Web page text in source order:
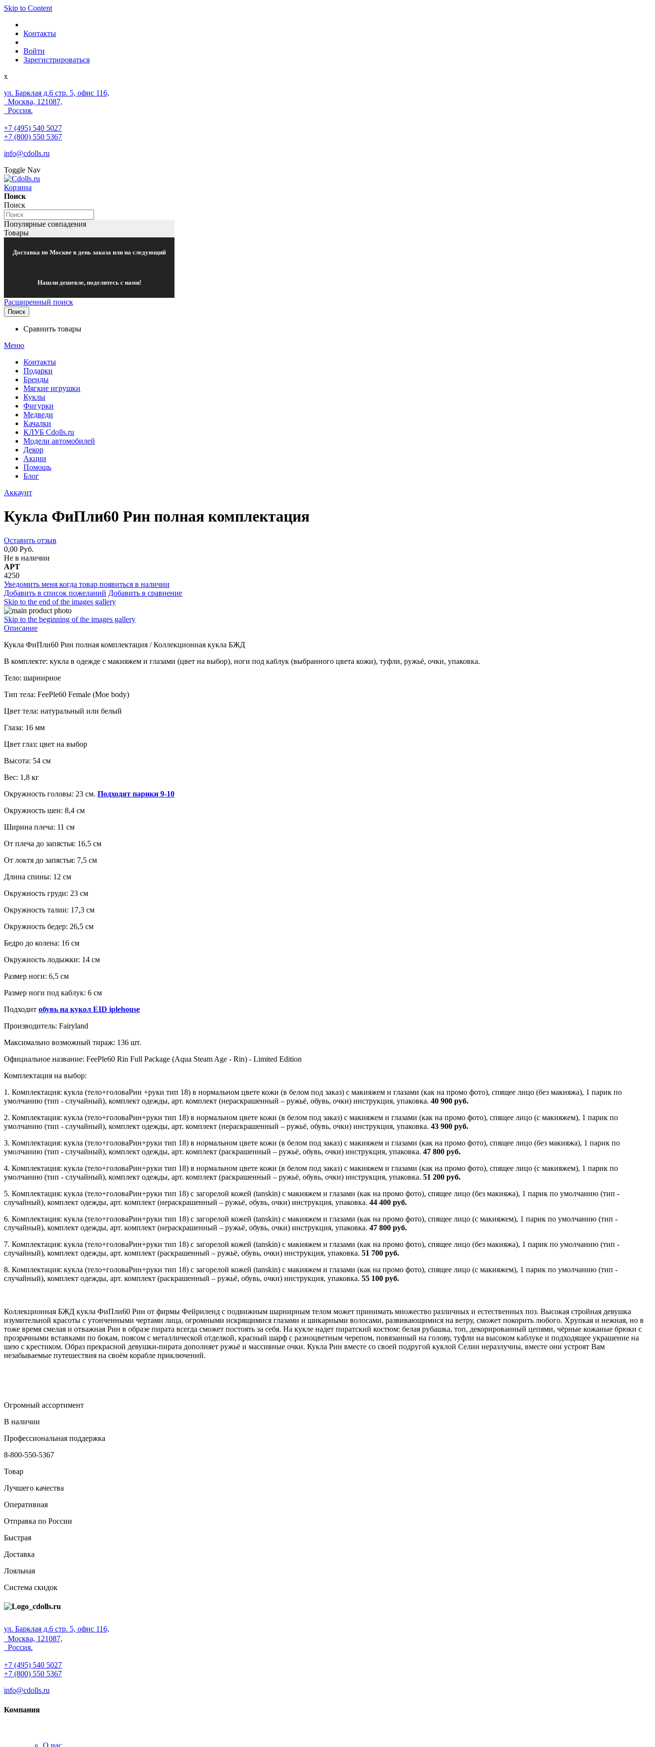
Skip to Content
Контакты
Войти
Зарегистрироваться
x
ул. Барклая д.6 стр. 5, офис 116,
Москва, 121087,
Россия.
+7 (495) 540 5027
+7 (800) 550 5367
info@cdolls.ru
Toggle Nav
Корзина
Поиск
Поиск
Популярные совпадения
Товары
Доставка по Москве в день заказа или на следующий
Нашли дешевле, поделитесь с нами!
Расширенный поиск
Поиск
Сравнить товары
Меню
Контакты
Подарки
Бренды
Мягкие игрушки
Куклы
Фигурки
Медведи
Качалки
КЛУБ Cdolls.ru
Модели автомобилей
Декор
Акции
Помощь
Блог
Аккаунт
Кукла ФиПли60 Рин полная комплектация
Оставить отзыв
0,00 Руб.
Не в наличии
АРТ
4250
Уведомить меня когда товар появиться в наличии
Добавить в список пожеланий Добавить в сравнение
Skip to the end of the images gallery
Skip to the beginning of the images gallery
Описание
Кукла ФиПли60 Рин полная комплектация / Коллекционная кукла БЖД
В комплекте: кукла в одежде с макияжем и глазами (цвет на выбор), ноги под каблук (выбранного цвета кожи), туфли, ружьё, очки, упаковка.
Тело: шарнирное
Тип тела: FeePle60 Female (Moe body)
Цвет тела: натуральный или белый
Глаза: 16 мм
Цвет глаз: цвет на выбор
Высота: 54 см
Вес: 1,8 кг
Окружность головы: 23 см. Подходят парики 9-10
Окружность шеи: 8,4 см
Ширина плеча: 11 см
От плеча до запястья: 16,5 см
От локтя до запястья: 7,5 см
Длина спины: 12 см
Окружность груди: 23 см
Окружность талии: 17,3 см
Окружность бедер: 26,5 см
Бедро до колена: 16 см
Окружность лодыжки: 14 см
Размер ноги: 6,5 см
Размер ноги под каблук: 6 см
Подходит обувь на кукол EID iplehouse
Производитель: Fairyland
Официальное название: FeePle60 Rin Full Package (Aqua Steam Age - Rin) - Limited Edition
Комплектация на выбор:
1. Комплектация: кукла (тело+головаРин +руки тип 18) в нормальном цвете кожи (в белом под заказ) с макияжем и глазами (как на промо фото), спящее лицо (без макияжа), 1 парик по
умолчанию (тип - случайный), комплект одежды, арт. комплект (нераскрашенный – ружьё, обувь, очки) инструкция, упаковка. 40 900 руб.
2. Комплектация: кукла (тело+головаРин+руки тип 18) в нормальном цвете кожи (в белом под заказ) с макияжем и глазами (как на промо фото), спящее лицо (c макияжем), 1 парик по
умолчанию (тип - случайный), комплект одежды, арт. комплект (нераскрашенный – ружьё, обувь, очки) инструкция, упаковка. 43 900 руб.
3. Комплектация: кукла (тело+головаРин+руки тип 18) в нормальном цвете кожи (в белом под заказ) с макияжем и глазами (как на промо фото), спящее лицо (без макияжа), 1 парик по
умолчанию (тип - случайный), комплект одежды, арт. комплект (раскрашенный – ружьё, обувь, очки) инструкция, упаковка. 47 800 руб.
4. Комплектация: кукла (тело+головаРин+руки тип 18) в нормальном цвете кожи (в белом под заказ) с макияжем и глазами (как на промо фото), спящее лицо (c макияжем), 1 парик по
умолчанию (тип - случайный), комплект одежды, арт. комплект (раскрашенный – ружьё, обувь, очки) инструкция, упаковка. 51 200 руб.
5. Комплектация: кукла (тело+головаРин+руки тип 18) с загорелой кожей (tanskin) с макияжем и глазами (как на промо фото), спящее лицо (без макияжа), 1 парик по умолчанию (тип -
случайный), комплект одежды, арт. комплект (нераскрашенный – ружьё, обувь, очки) инструкция, упаковка. 44 400 руб.
6. Комплектация: кукла (тело+головаРин+руки тип 18) с загорелой кожей (tanskin) с макияжем и глазами (как на промо фото), спящее лицо (с макияжем), 1 парик по умолчанию (тип -
случайный), комплект одежды, арт. комплект (нераскрашенный – ружьё, обувь, очки) инструкция, упаковка. 47 800 руб.
7. Комплектация: кукла (тело+головаРин+руки тип 18) с загорелой кожей (tanskin) с макияжем и глазами (как на промо фото), спящее лицо (без макияжа), 1 парик по умолчанию (тип -
случайный), комплект одежды, арт. комплект (раскрашенный – ружьё, обувь, очки) инструкция, упаковка. 51 700 руб.
8. Комплектация: кукла (тело+головаРин+руки тип 18) с загорелой кожей (tanskin) с макияжем и глазами (как на промо фото), спящее лицо (с макияжем), 1 парик по умолчанию (тип -
случайный), комплект одежды, арт. комплект (раскрашенный – ружьё, обувь, очки) инструкция, упаковка. 55 100 руб.
Коллекционная БЖД кукла ФиПли60 Рин от фирмы Фейриленд с подвижным шарнирным телом может принимать множество различных и естественных поз. Высокая стройная девушка
изумительной красоты с утонченными чертами лица, огромными искрящимися глазами и шикарными волосами, развивающимися на ветру, сможет покорить любого. Хрупкая и нежная, но в
тоже время смелая и отважная Рин в образе пирата всегда сможет постоять за себя. На кукле надет пиратский костюм: белая рубашка, топ, декорированный цепями, чёрные кожаные брюки с
прозрачными вставками по бокам, поясом с металлической отделкой, красный шарф с разноцветным черепом, повязанный на голову, туфли на высоком каблуке и подходящее украшение на
шею с крестиком. Образ прекрасной девушки-пирата дополняет ружьё и массивные очки. Кукла Рин вместе со своей подругой куклой Селин неразлучны, вместе они устроят Вам
незабываемые путешествия на своём корабле приключений.
Огромный ассортимент
В наличии
Профессиональная поддержка
8-800-550-5367
Товар
Лучшего качества
Оперативная
Отправка по России
Быстрая
Доставка
Лояльная
Система скидок
ул. Барклая д.6 стр. 5, офис 116,
Москва, 121087,
Россия.
+7 (495) 540 5027
+7 (800) 550 5367
info@cdolls.ru
Компания
О нас